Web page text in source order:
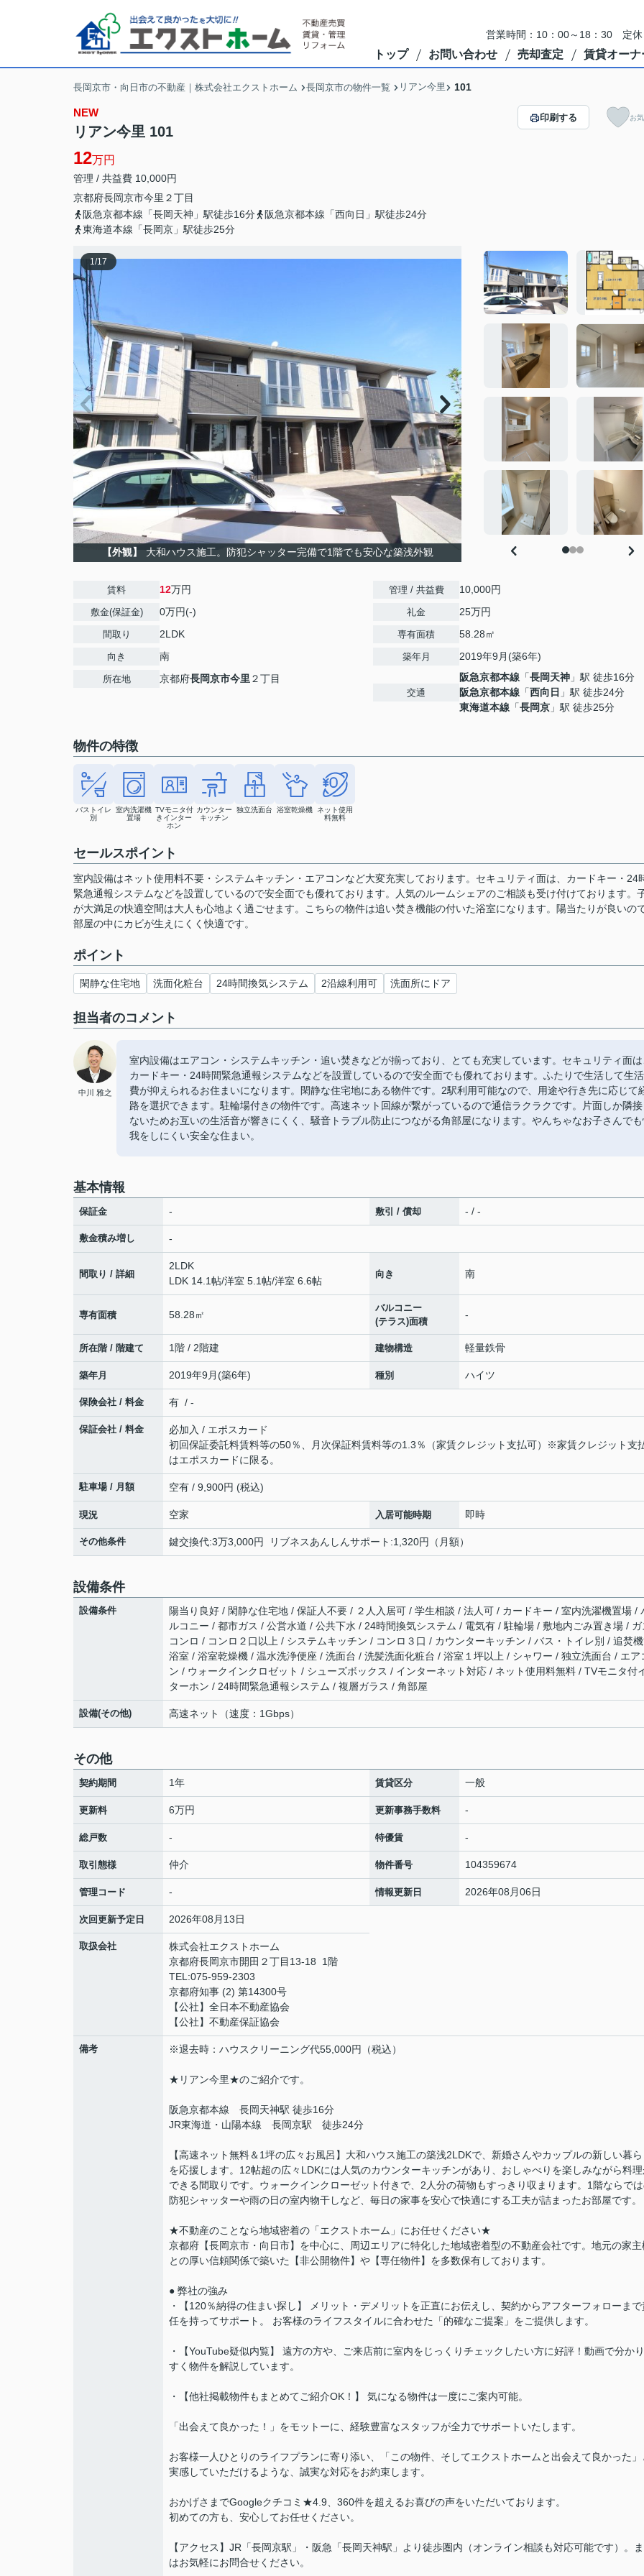
営業時間：10：00～18：30 定
トップ お問い合わせ 売却査定 賃貸オーナ
長岡京市・向日市の不動産｜株式会社エクストホーム 長岡京市の物件一覧 リアン今里 101
NEW
リアン今里 101
12万円
管理 / 共益費 10,000円
京都府長岡京市今里 ２丁目
阪急京都本線「長岡天神」駅徒歩16分
阪急京都本線「西向日」駅徒歩24分
東海道本線「長岡京」駅徒歩25分
印刷する お
1/17
【外観】 大和ハウス施工。防犯シャッター完備で1階でも安心な築浅外観
賃料 12万円
敷金(保証金) 0万円(-)
間取り 2LDK
向き 南
所在地 京都府長岡京市今里 ２丁目
管理 / 共益費 10,000円
礼金 25万円
専有面積 58.28㎡
築年月 2019年9月(築6年)
交通
阪急京都本線 「長岡天神 」駅 徒歩16分
阪急京都本線 「西向日 」駅 徒歩24分
東海道本線 「長岡京 」駅 徒歩25分
物件の特徴
バストイレ
別
室内洗濯機
置場
TVモニタ付
きインター
ホン
カウンター
キッチン
独立洗面台 浴室乾燥機 ネット使用
料無料
セールスポイント
室内設備はネット使用料不要・システムキッチン・エアコンなど大変充実しております。セキュリティ面は、カードキー・24
緊急通報システムなどを設置しているので安全面でも優れております。人気のルームシェアのご相談も受け付けております。
が大満足の快適空間は大人も心地よく過ごせます。こちらの物件は追い焚き機能の付いた浴室になります。陽当たりが良いの
部屋の中にカビが生えにくく快適です。
ポイント
閑静な住宅地 洗面化粧台 24時間換気システム 2沿線利用可 洗面所にドア
担当者のコメント
中川 雅之
室内設備はエアコン・システムキッチン・追い焚きなどが揃っており、とても充実しています。セキュリティ面
カードキー・24時間緊急通報システムなどを設置しているので安全面でも優れております。ふたりで生活して生活
費が抑えられるお住まいになります。閑静な住宅地にある物件です。2駅利用可能なので、用途や行き先に応じて
路を選択できます。駐輪場付きの物件です。高速ネット回線が繋がっているので通信ラクラクです。片面しか隣
ないためお互いの生活音が響きにくく、騒音トラブル防止につながる角部屋になります。やんちゃなお子さんで
我をしにくい安全な住まい。
基本情報
保証金 - 敷引 / 償却 - / -
敷金積み増し -
間取り / 詳細
2LDK
LDK 14.1帖/洋室 5.1帖/洋室 6.6帖
向き 南
専有面積 58.28㎡
バルコニー
(テラス)面積
-
所在階 / 階建て 1階 / 2階建 建物構造 軽量鉄骨
築年月 2019年9月(築6年) 種別 ハイツ
保険会社 / 料金 有 / -
保証会社 / 料金
必加入 / エポスカード
初回保証委託料賃料等の50％、月次保証料賃料等の1.3％（家賃クレジット支払可）※家賃クレジット支
はエポスカードに限る。
駐車場 / 月額 空有 / 9,900円 (税込)
現況 空家 入居可能時期 即時
その他条件 鍵交換代:3万3,000円 リブネスあんしんサポート:1,320円（月額）
設備条件
設備条件
陽当り良好 / 閑静な住宅地 / 保証人不要 / ２人入居可 / 学生相談 / 法人可 / カードキー / 室内洗濯機置場 /
ルコニー / 都市ガス / 公営水道 / 公共下水 / 24時間換気システム / 電気有 / 駐輪場 / 敷地内ごみ置き場 / ガ
コンロ / コンロ２口以上 / システムキッチン / コンロ３口 / カウンターキッチン / バス・トイレ別 / 追焚
浴室 / 浴室乾燥機 / 温水洗浄便座 / 洗面台 / 洗髪洗面化粧台 / 浴室１坪以上 / シャワー / 独立洗面台 / エア
ン / ウォークインクロゼット / シューズボックス / インターネット対応 / ネット使用料無料 / TVモニタ付
ターホン / 24時間緊急通報システム / 複層ガラス / 角部屋
設備(その他) 高速ネット（速度：1Gbps）
その他
契約期間 1年 賃貸区分 一般
更新料 6万円 更新事務手数料 -
総戸数 - 特優賃 -
取引態様 仲介 物件番号 104359674
管理コード - 情報更新日 2026年08月06日
次回更新予定日 2026年08月13日
取扱会社
株式会社エクストホーム
京都府長岡京市開田２丁目13-18 1階
TEL:075-959-2303
京都府知事 (2) 第14300号
【公社】全日本不動産協会
【公社】不動産保証協会
備考 ※退去時：ハウスクリーニング代55,000円（税込）
★リアン今里★のご紹介です。
阪急京都本線 長岡天神駅 徒歩16分
JR東海道・山陽本線 長岡京駅 徒歩24分
【高速ネット無料＆1坪の広々お風呂】大和ハウス施工の築浅2LDKで、新婚さんやカップルの新しい暮
を応援します。12帖超の広々LDKには人気のカウンターキッチンがあり、おしゃべりを楽しみながら料
できる間取りです。ウォークインクローゼット付きで、2人分の荷物もすっきり収まります。1階ならで
防犯シャッターや雨の日の室内物干しなど、毎日の家事を安心で快適にする工夫が詰まったお部屋です。
★不動産のことなら地域密着の「エクストホーム」にお任せください★
京都府【長岡京市・向日市】を中心に、周辺エリアに特化した地域密着型の不動産会社です。地元の家主
との厚い信頼関係で築いた【非公開物件】や【専任物件】を多数保有しております。
● 弊社の強み
・【120％納得の住まい探し】 メリット・デメリットを正直にお伝えし、契約からアフターフォローまで
任を持ってサポート。 お客様のライフスタイルに合わせた「的確なご提案」をご提供します。
・【YouTube疑似内覧】 遠方の方や、ご来店前に室内をじっくりチェックしたい方に好評！動画で分か
すく物件を解説しています。
・【他社掲載物件もまとめてご紹介OK！】 気になる物件は一度にご案内可能。
「出会えて良かった！」をモットーに、経験豊富なスタッフが全力でサポートいたします。
お客様一人ひとりのライフプランに寄り添い、「この物件、そしてエクストホームと出会えて良かった」
実感していただけるような、誠実な対応をお約束します。
おかげさまでGoogleクチコミ★4.9、360件を超えるお喜びの声をいただいております。
初めての方も、安心してお任せください。
【アクセス】JR「長岡京駅」・阪急「長岡天神駅」より徒歩圏内（オンライン相談も対応可能です）。
はお気軽にお問合せください。